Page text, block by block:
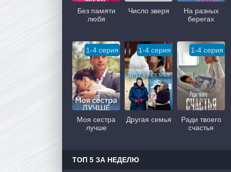
Без памяти
любя
Число зверя
На разных
берегах
1-4 серия
Моя сестра
лучше
1-4 серия
Другая семья
1-4 серия
Ради твоего
счастья
ТОП 5 ЗА НЕДЕЛЮ